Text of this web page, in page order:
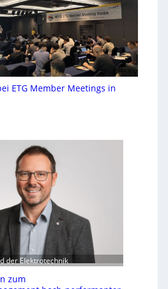
ETG Member Meetings in
der Elektrotechnik
zum